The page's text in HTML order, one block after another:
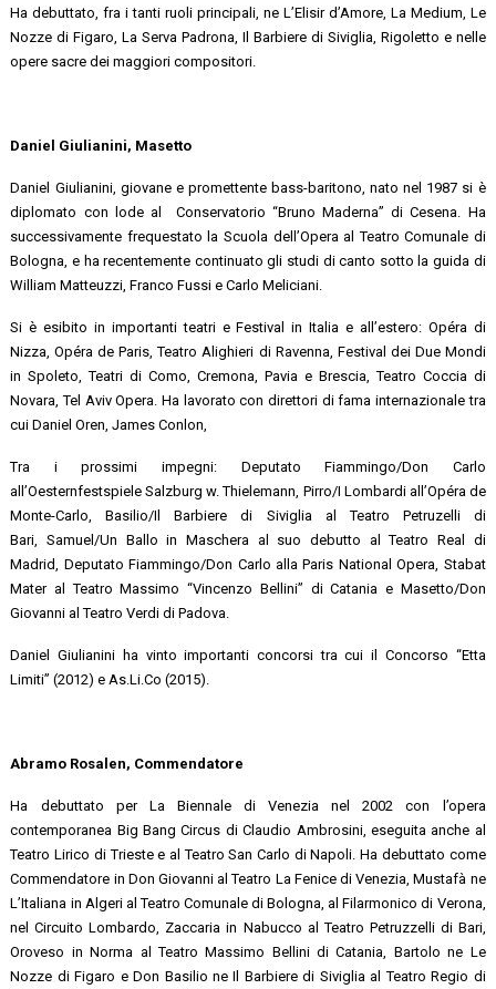
Ha debuttato, fra i tanti ruoli principali, ne L’Elisir d’Amore, La Medium, Le
Nozze di Figaro, La Serva Padrona, Il Barbiere di Siviglia, Rigoletto e nelle
opere sacre dei maggiori compositori.
Daniel Giulianini, Masetto
Daniel Giulianini, giovane e promettente bass-baritono, nato nel 1987 si è
diplomato con lode al Conservatorio “Bruno Maderna” di Cesena. Ha
successivamente frequestato la Scuola dell’Opera al Teatro Comunale di
Bologna, e ha recentemente continuato gli studi di canto sotto la guida di
William Matteuzzi, Franco Fussi e Carlo Meliciani.
Si è esibito in importanti teatri e Festival in Italia e all’estero: Opéra di
Nizza, Opéra de Paris, Teatro Alighieri di Ravenna, Festival dei Due Mondi
in Spoleto, Teatri di Como, Cremona, Pavia e Brescia, Teatro Coccia di
Novara, Tel Aviv Opera. Ha lavorato con direttori di fama internazionale tra
cui Daniel Oren, James Conlon,
Tra i prossimi impegni: Deputato Fiammingo/Don Carlo
all’Oesternfestspiele Salzburg w. Thielemann, Pirro/I Lombardi all’Opéra de
Monte-Carlo, Basilio/Il Barbiere di Siviglia al Teatro Petruzelli di
Bari, Samuel/Un Ballo in Maschera al suo debutto al Teatro Real di
Madrid, Deputato Fiammingo/Don Carlo alla Paris National Opera, Stabat
Mater al Teatro Massimo “Vincenzo Bellini” di Catania e Masetto/Don
Giovanni al Teatro Verdi di Padova.
Daniel Giulianini ha vinto importanti concorsi tra cui il Concorso “Etta
Limiti” (2012) e As.Li.Co (2015).
Abramo Rosalen, Commendatore
Ha debuttato per La Biennale di Venezia nel 2002 con l’opera
contemporanea Big Bang Circus di Claudio Ambrosini, eseguita anche al
Teatro Lirico di Trieste e al Teatro San Carlo di Napoli. Ha debuttato come
Commendatore in Don Giovanni al Teatro La Fenice di Venezia, Mustafà ne
L’Italiana in Algeri al Teatro Comunale di Bologna, al Filarmonico di Verona,
nel Circuito Lombardo, Zaccaria in Nabucco al Teatro Petruzzelli di Bari,
Oroveso in Norma al Teatro Massimo Bellini di Catania, Bartolo ne Le
Nozze di Figaro e Don Basilio ne Il Barbiere di Siviglia al Teatro Regio di